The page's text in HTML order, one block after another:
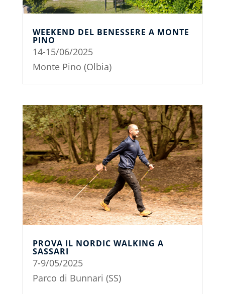
WEEKEND DEL BENESSERE A MONTE
PINO
14-15/06/2025
Monte Pino (Olbia)
PROVA IL NORDIC WALKING A
SASSARI
7-9/05/2025
Parco di Bunnari (SS)